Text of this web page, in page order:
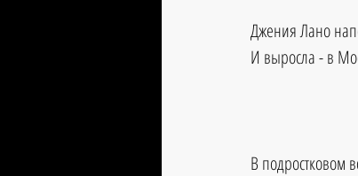
Джения Лано
И выросла - в
В подростковом